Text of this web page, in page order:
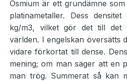
Osmium är ett grundämne
platinametaller. Dess
kg/m3, vilket gör det till det
världen. I engelskan översätts
vidare förkortat till dense.
mening; om man säger att en
man trög. Summerat så kan